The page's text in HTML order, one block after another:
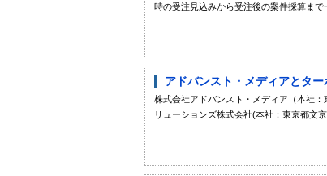
時の受注見込みから受注後の案件採算まで
アドバンスト・メディアとタ
株式会社アドバンスト・メディア（本社
リューションズ株式会社(本社：東京都文